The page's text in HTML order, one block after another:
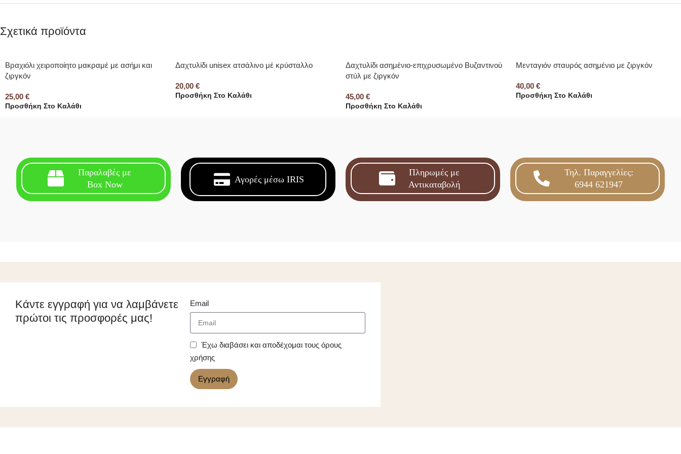
Σχετικά προϊόντα
Βραχιόλι χειροποίητο μακραμέ με ασήμι και
ζιργκόν
25,00 €
Προσθήκη Στο Καλάθι
Δαχτυλίδι unisex ατσάλινο μέ κρύσταλλο
20,00 €
Προσθήκη Στο Καλάθι
Δαχτυλίδι ασημένιο-επιχρυσωμένο Βυζαντινού
στύλ με ζιργκόν
45,00 €
Προσθήκη Στο Καλάθι
Μενταγιόν σταυρός ασημένιο με ζιργκόν
40,00 €
Προσθήκη Στο Καλάθι
Παραλαβές με
Box Now
Αγορές μέσω IRIS
Πληρωμές με
Αντικαταβολή
Τηλ. Παραγγελίες:
6944 621947
Κάντε εγγραφή για να λαμβάνετε
πρώτοι τις προσφορές μας!
Email
Έχω διαβάσει και αποδέχομαι τους όρους
χρήσης
Εγγραφή